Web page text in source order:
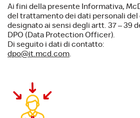
Ai fini della presente Informativa,
del trattamento dei dati personali del
designato ai sensi degli artt. 37 – 39
DPO (Data Protection Officer).
Di seguito i dati di contatto:
dpo@it.mcd.com